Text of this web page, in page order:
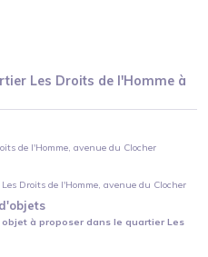
Les Droits de l'Homme à
de l'Homme, avenue du Clocher
Les Droits de l'Homme, avenue du Clocher
à proposer dans le quartierLes